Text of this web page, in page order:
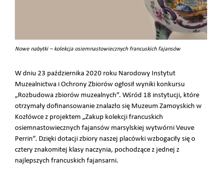
Nowe nabytki – kolekcja osiemnastowiecznych francuskich fajansów
W dniu 23 października 2020 roku Narodowy Instytut
Muzealnictwa i Ochrony Zbiorów ogłosił wyniki konkursu
„Rozbudowa zbiorów muzealnych”. Wśród 18 instytucji, które
otrzymały dofinansowanie znalazło się Muzeum Zamoyskich w
Kozłówce z projektem „Zakup kolekcji francuskich
osiemnastowiecznych fajansów marsylskiej wytwórni Veuve
Perrin”. Dzięki dotacji zbiory naszej placówki wzbogaciły się o
cztery znakomitej klasy naczynia, pochodzące z jednej z
najlepszych francuskich fajansarni.